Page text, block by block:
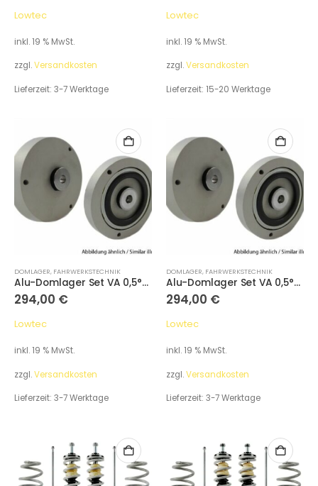
Lowtec
inkl. 19 % MwSt.
zzgl.Versandkosten
Lieferzeit: 3-7 Werktage
Lowtec
inkl. 19 % MwSt.
zzgl.Versandkosten
Lieferzeit: 15-20 Werktage
DOMLAGER, FAHRWERKSTECHNIK
Alu-Domlager Set VA 0,5°neg.
294,00 €
Lowtec
inkl. 19 % MwSt.
zzgl.Versandkosten
Lieferzeit: 3-7 Werktage
DOMLAGER, FAHRWERKSTECHNIK
Alu-Domlager Set VA 0,5°neg.
294,00 €
Lowtec
inkl. 19 % MwSt.
zzgl.Versandkosten
Lieferzeit: 3-7 Werktage